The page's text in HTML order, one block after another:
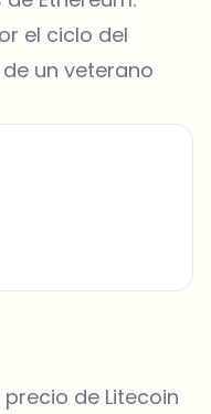
el ciclo del
un veterano
de Litecoin